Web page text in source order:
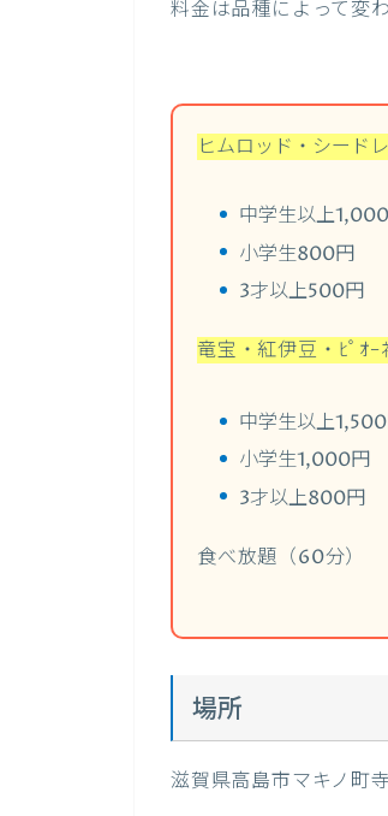
料金は品種によって変わ
ヒムロッド・シード
中学生以上
小学生800円
3才以上500円
竜宝・紅伊豆・ﾋﾟｵｰ
中学生以上
小学生1,000円
3才以上800円
食べ放題（60分）
場所
滋賀県高島市マキノ町